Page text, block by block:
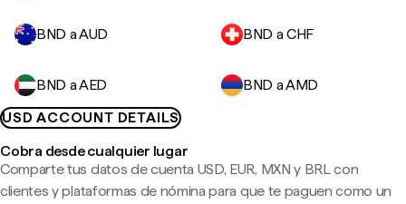
BND a AUD BND a CHF
BND a AED
BND a AMD
USD ACCOUNT DETAILS
Cobra desde cualquier lugar
Comparte tus datos de cuenta USD, EUR, MXN y BRL con
clientes y plataformas de nómina para que te paguen como un